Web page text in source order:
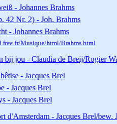
- Johannes Brahms
42 Nr. 2) - Joh. Brahms
- Johannes Brahms
Musique/html/Brahms.html
bij jou - Claudia de Breij/Rogier
- Jacques Brel
- Jacques Brel
- Jacques Brel
d'Amsterdam - Jacques Brel/bew.